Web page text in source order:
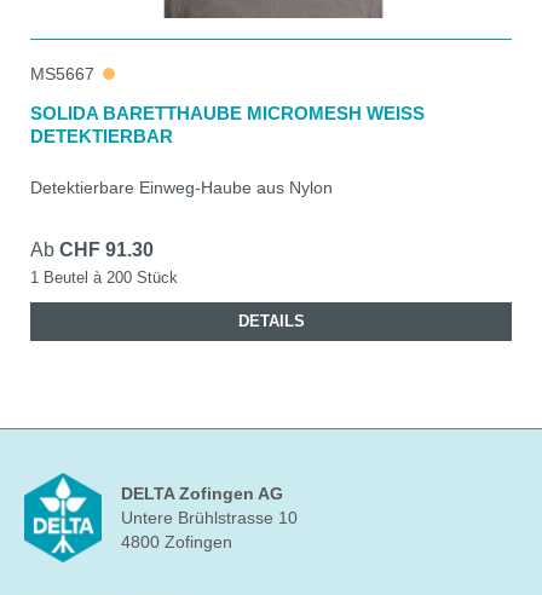
MS5667
SOLIDA BARETTHAUBE MICROMESH WEISS
DETEKTIERBAR
Detektierbare Einweg-Haube aus Nylon
Ab CHF 91.30
1 Beutel à 200 Stück
DETAILS
DELTA Zofingen AG
Untere Brühlstrasse 10
4800 Zofingen